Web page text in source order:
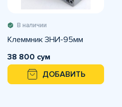
В наличии
Клеммник ЗНИ-95мм
38 800 сум
ДОБАВИТЬ